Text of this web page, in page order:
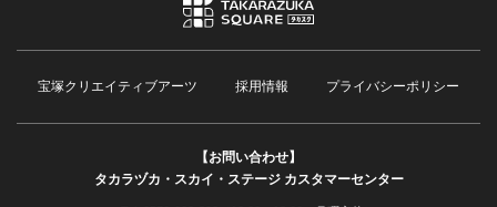
宝塚クリエイティブアーツ 採用情報 プライバシーポリシー
【お問い合わせ】
タカラヅカ・スカイ・ステージ カスタマーセンター